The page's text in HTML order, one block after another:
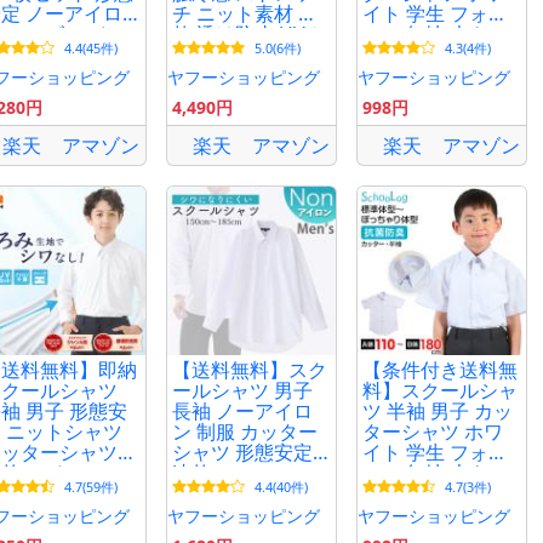
ノーアイロ
ンズ ワイシ
ホワイト 蛍
学生服 カッ
シャツ 学生
ツ 送料無料
4.4(45件)
ーショッピング
円
楽天 アマゾン
チ ニット素材 速
乾 透け防止 UVカ
ット 富士ヨット
スクールシャツ
ワイシャツ メン
ズ TSCOOL01
5.0(6件)
ヤフーショッピング
4,490円
楽天 アマゾン
イト 学生 フォー
マル 無地 大きい
サイズ 110cmA〜
180cmB B体 学生
服 ワイシャツ 高
校
4.3(4件)
ヤフーショッピング
998円
楽天 アマゾン
料無料】即納
ールシャツ
男子 形態安
ニットシャツ
ターシャツ
ワイシャツ
高校 制服 送
料 土日祝出
4.7(59件)
ーショッピング
【送料無料】スク
ールシャツ 男子
長袖 ノーアイロ
ン 制服 カッター
シャツ 形態安定
速乾 シャツ メン
ズ ワイシャツ ブ
ラウス 小学生 高
校生 中学生 子供
4.4(40件)
ヤフーショッピング
【条件付き送料無
料】スクールシャ
ツ 半袖 男子 カッ
ターシャツ ホワ
イト 学生 フォー
マル 無地 大きい
サイズ 110cmA〜
180cmB B体 学生
服 ワイシャツ 高
4.7(3件)
ヤフーショッピング